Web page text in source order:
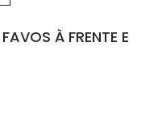
À FRENTE E